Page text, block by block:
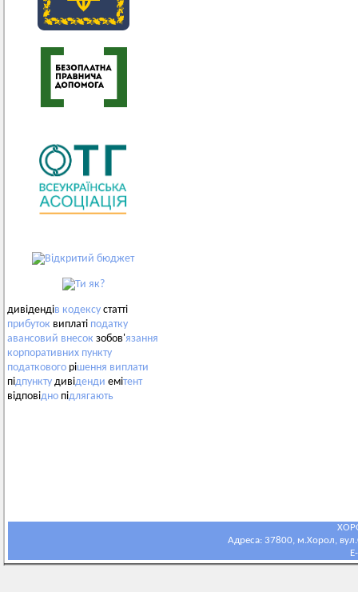
дивідендів кодексу статті
прибуток виплаті податку
авансовий внесок зобов'язання
корпоративних пункту
податкового рішення виплати
підпункту дивіденди емітент
відповідно підлягають
Адреса: 37800, м.Хорол,